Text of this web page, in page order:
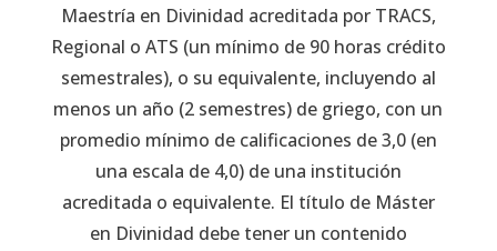
Maestría en Divinidad acreditada por TRACS,
Regional o ATS (un mínimo de 90 horas crédito
semestrales), o su equivalente, incluyendo al
menos un año (2 semestres) de griego, con un
promedio mínimo de calificaciones de 3,0 (en
una escala de 4,0) de una institución
acreditada o equivalente. El título de Máster
en Divinidad debe tener un contenido